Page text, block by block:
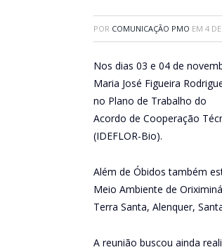
POR COMUNICAÇÃO PMO EM 4
Nos dias 03 e 04 de
Maria José Figueira
no Plano de Trabalho do
Acordo de Cooperação
(IDEFLOR-Bio).
Além de Óbidos também
Meio Ambiente de
Terra Santa, Alenquer,
A reunião buscou ainda